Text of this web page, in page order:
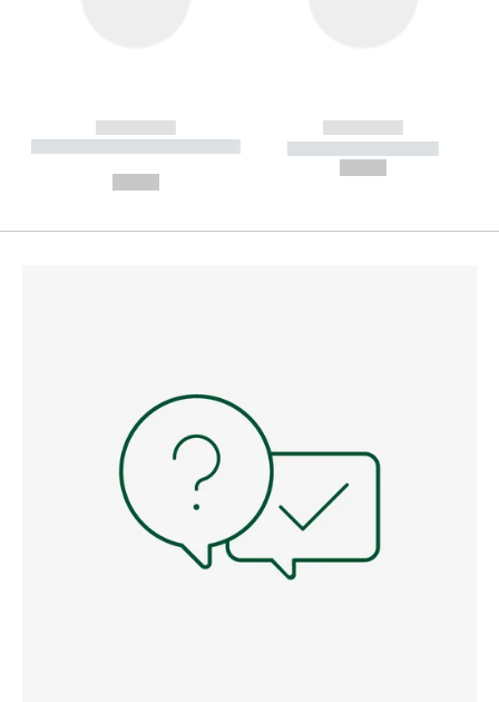
------------
----------- ----------- --------
------------
----------- -----------